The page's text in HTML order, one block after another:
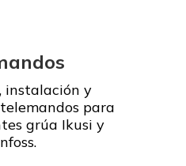
instalación y
para
grúa Ikusi y